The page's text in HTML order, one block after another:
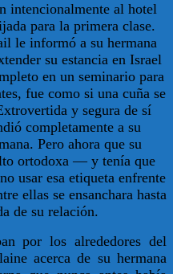
intencionalmente al hotel
para la primera clase.
le informó a su hermana
su estancia en Israel
en un seminario para
fue como si una cuña se
y segura de sí
completamente a su
Pero ahora que su
ortodoxa — y tenía que
usar esa etiqueta enfrente
ellas se ensanchara hasta
de su relación.
por los alrededores del
acerca de su hermana